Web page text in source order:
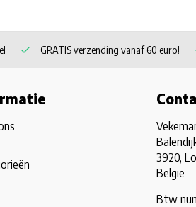
GRATIS verzending vanaf 60 euro!
3920,
België
Btw